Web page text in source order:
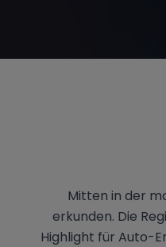
Mitten in der
erkunden. Die
Highlight für Auto-